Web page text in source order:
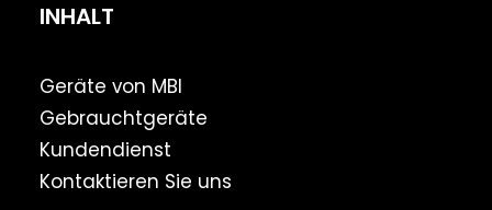
INHALT
Geräte von MBI
Gebrauchtgeräte
Kundendienst
Kontaktieren Sie uns